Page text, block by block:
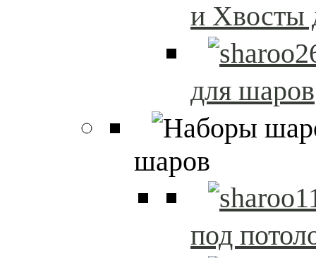
и Хвосты
для шаров
шаров
под